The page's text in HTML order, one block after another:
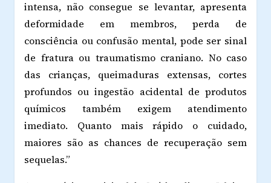
intensa, não consegue se levantar, apresenta
deformidade em membros, perda de
consciência ou confusão mental, pode ser sinal
de fratura ou traumatismo craniano. No caso
das crianças, queimaduras extensas, cortes
profundos ou ingestão acidental de produtos
químicos também exigem atendimento
imediato. Quanto mais rápido o cuidado,
maiores são as chances de recuperação sem
sequelas.”